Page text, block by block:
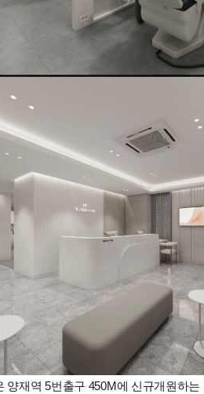
양재역 5번출구 450M에 신규개원하는